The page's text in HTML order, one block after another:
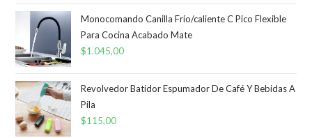
Monocomando Canilla Frío/caliente C Pico Flexible
Para Cocina Acabado Mate
$1.045,00
Revolvedor Batidor Espumador De Café Y Bebidas A
Pila
$115,00